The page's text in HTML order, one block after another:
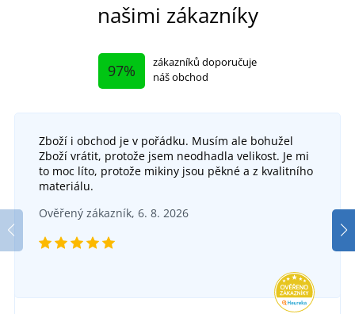
+2
Bezešvá sportovní podprsenka 3D Fit
SKLADEM
v pondělí 10. 8.
Dámské sportovní tílko Cool
128 Kč
našimi zákazníky
97%
zákazníků doporučuje
náš obchod
Zboží i obchod je v pořádku. Musím ale bohužel
Zboží vrátit, protože jsem neodhadla velikost. Je mi
to moc líto, protože mikiny jsou pěkné a z kvalitního
materiálu.
Ověřený zákazník, 6. 8. 2026